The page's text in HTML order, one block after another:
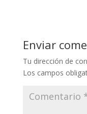
Enviar
Tu dirección de
Los campos